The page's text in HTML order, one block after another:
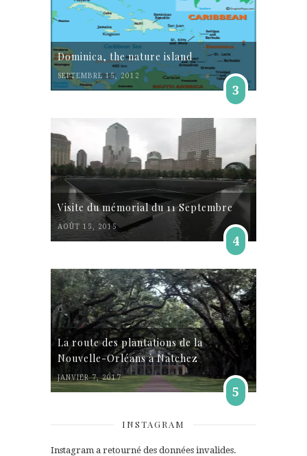
Dominica, the nature island
SEPTEMBRE 15, 2012
3
Visite du mémorial du 11 Septembre
AOÛT 15, 2015
4
La route des plantations de la
Nouvelle-Orléans à Natchez
JANVIER 7, 2017
5
INSTAGRAM
Instagram a retourné des données invalides.